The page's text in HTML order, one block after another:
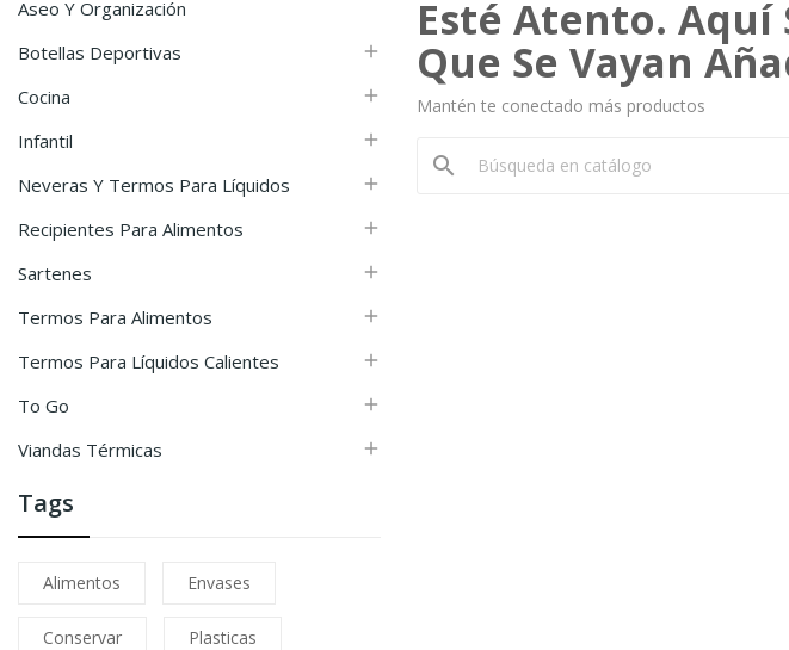
Aseo Y Organización
Botellas Deportivas

Cocina 
Infantil 
Neveras Y Termos Para Líquidos 
Recipientes Para Alimentos 
Sartenes 
Termos Para Alimentos 
Termos Para Líquidos Calientes 
To Go 
Viandas Térmicas 
Tags
Alimentos Envases
Conservar Plasticas
Esté Atento. Aquí
Que Se Vayan
Mantén te conectado más productos
search